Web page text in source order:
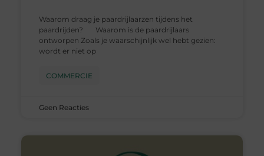
Waarom draag je paardrijlaarzen tijdens het
paardrijden? Waarom is de paardrijlaars
ontworpen Zoals je waarschijnlijk wel hebt gezien:
wordt er niet op
COMMERCIE
Geen Reacties